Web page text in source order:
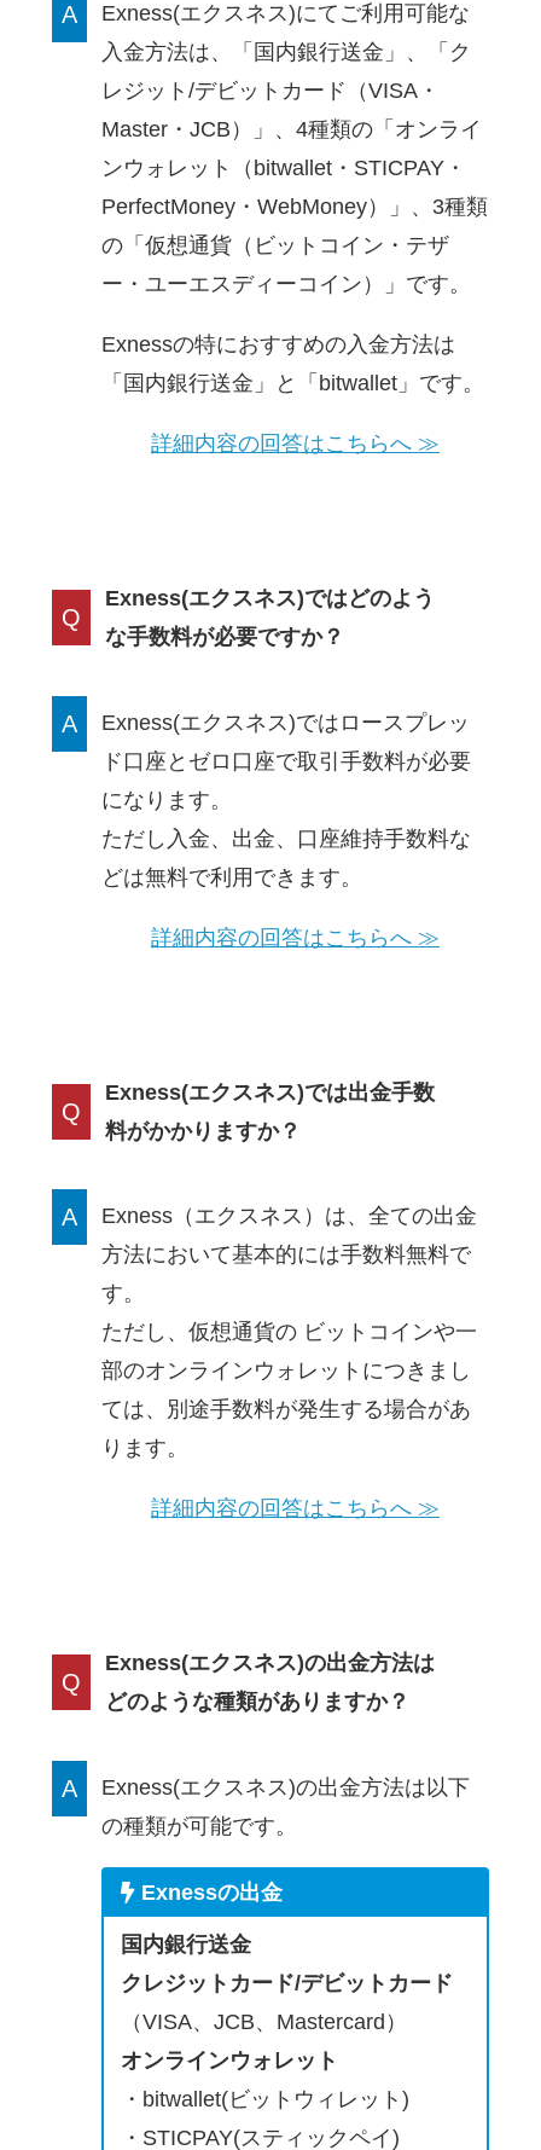
A
Exness(エクスネス)にてご利用可能な
入金方法は、
「国内銀行送金」、「ク
レジット/デビットカード（VISA・
Master・JCB）」、4種類の「オンライ
ンウォレット（bitwallet・STICPAY・
PerfectMoney・WebMoney）」、3種類
の「仮想通貨（ビットコイン・テザ
ー・ユーエスディーコイン）」 です。
Exnessの特におすすめの入金方法は
「国内銀行送金」と「bitwallet」です。
詳細内容の回答はこちらへ ≫
Q
Exness(エクスネス)ではどのよう
な手数料が必要ですか？
A
Exness(エクスネス)ではロースプレッ
ド口座とゼロ口座で取引手数料が必要
になります。
ただし入金、出金、口座維持手数料な
どは無料で利用できます。
詳細内容の回答はこちらへ ≫
Q
Exness(エクスネス)では出金手数
料がかかりますか？
A
Exness（エクスネス）は、全ての出金
方法において基本的には手数料無料で
す。
ただし、仮想通貨の ビットコインや一
部のオンラインウォレットにつきまし
ては、別途手数料が発生する場合があ
ります。
詳細内容の回答はこちらへ ≫
Q
Exness(エクスネス)の出金方法は
どのような種類がありますか？
A
Exness(エクスネス)の出金方法は以下
の種類が可能です。
Exnessの出金
国内銀行送金
クレジットカード/デビットカード
（VISA、JCB、Mastercard）
オンラインウォレット
・bitwallet(ビットウィレット)
・STICPAY(スティックペイ)